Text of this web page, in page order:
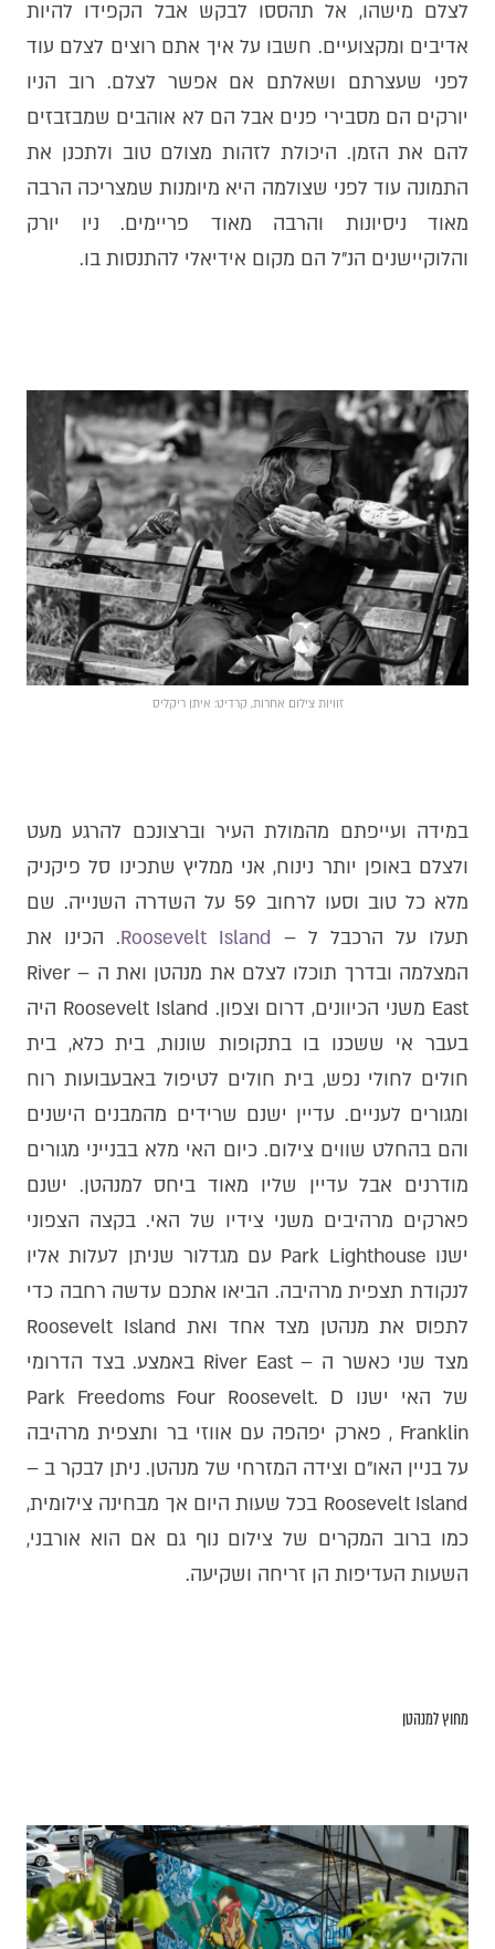
לצלם מישהו, אל תהססו לבקש אבל הקפידו להיות
אדיבים ומקצועיים. חשבו על איך אתם רוצים לצלם עוד
לפני שעצרתם ושאלתם אם אפשר לצלם. רוב הניו
יורקים הם מסבירי פנים אבל הם לא אוהבים שמבזבזים
להם את הזמן. היכולת לזהות מצולם טוב ולתכנן את
התמונה עוד לפני שצולמה היא מיומנות שמצריכה הרבה
מאוד ניסיונות והרבה מאוד פריימים. ניו יורק
והלוקיישנים הנ״ל הם מקום אידיאלי להתנסות בו.
זוויות צילום אחרות, קרדיט: איתן ריקליס
במידה ועייפתם מהמולת העיר וברצונכם להרגע מעט
ולצלם באופן יותר נינוח, אני ממליץ שתכינו סל פיקניק
מלא כל טוב וסעו לרחוב 59 על השדרה השנייה. שם
תעלו על הרכבל ל – Roosevelt Island. הכינו את
המצלמה ובדרך תוכלו לצלם את מנהטן ואת ה – River
East משני הכיוונים, דרום וצפון. Roosevelt Island היה
בעבר אי ששכנו בו בתקופות שונות, בית כלא, בית
חולים לחולי נפש, בית חולים לטיפול באבעבועות רוח
ומגורים לעניים. עדיין ישנם שרידים מהמבנים הישנים
והם בהחלט שווים צילום. כיום האי מלא בבנייני מגורים
מודרנים אבל עדיין שליו מאוד ביחס למנהטן. ישנם
פארקים מרהיבים משני צידיו של האי. בקצה הצפוני
ישנו Park Lighthouse עם מגדלור שניתן לעלות אליו
לנקודת תצפית מרהיבה. הביאו אתכם עדשה רחבה כדי
לתפוס את מנהטן מצד אחד ואת Roosevelt Island
מצד שני כאשר ה – River East באמצע. בצד הדרומי
של האי ישנו Park Freedoms Four Roosevelt. D
Franklin , פארק יפהפה עם אווזי בר ותצפית מרהיבה
על בניין האו״ם וצידה המזרחי של מנהטן. ניתן לבקר ב –
Roosevelt Island בכל שעות היום אך מבחינה צילומית,
כמו ברוב המקרים של צילום נוף גם אם הוא אורבני,
השעות העדיפות הן זריחה ושקיעה.
מחוץ למנהטן